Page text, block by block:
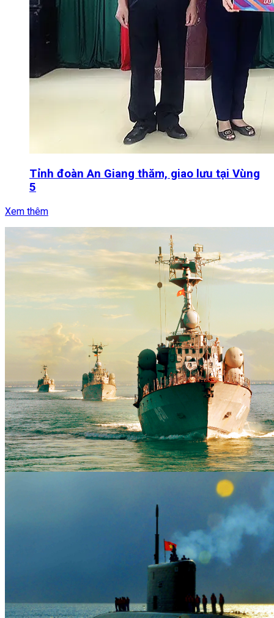
Tỉnh đoàn An Giang thăm, giao lưu tại Vùng
5
Xem thêm